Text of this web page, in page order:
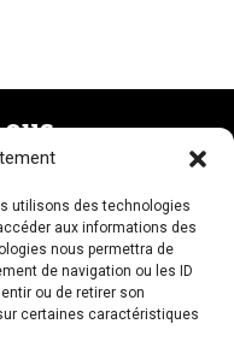
utilisons des technologies
aux informations des
nous permettra de
de navigation ou les ID
ou de retirer son
certaines caractéristiques